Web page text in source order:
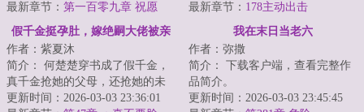
最新章节： 第一百零九章 祝愿
户人家...
最新章节： 178主动出击
假千金挺孕肚，嫁绝嗣大佬被亲
作者：紫夏沐
简介： 何楚楚穿书成了假千金，
真千金抢她的父母，还抢她的未
婚夫，把她送上陌生男人的床，
更新时间：2026-03-03 23:36:01
我在末日当老六
作者：弥撒
简介： 下载客户端，查看完整作
品简介。
更新时间：2026-03-03 23:45:45